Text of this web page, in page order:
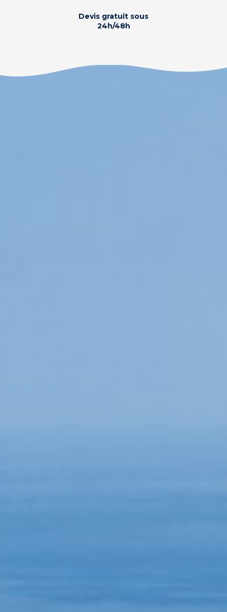
Devis gratuit sous
24h/48h